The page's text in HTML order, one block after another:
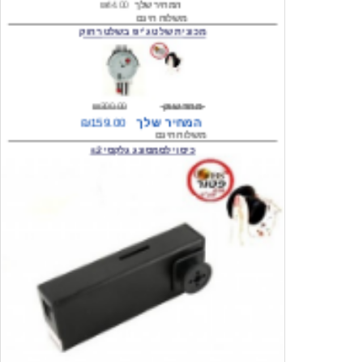
₪300.00 מחיר שוק
₪159.00
כיסוי לסמסונג גלקסי s2
₪59.00